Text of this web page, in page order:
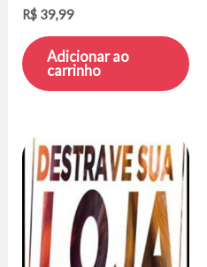
R$ 39,99
Adicionar ao
carrinho